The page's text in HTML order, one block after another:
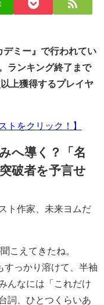
ミー』で行われてい
ランキング終了まで
上獲得するプレイヤ
トをクリック！】
へ導く？「名
破者を予言せ
ト作家、未来ヨムだ
こえてきたね。
すっかり溶けて、半袖
んなには「これだけ
詞、ひとつくらいあ